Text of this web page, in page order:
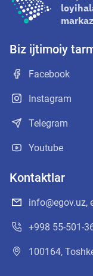
Biz ijtimoiy
Facebook
Instagram
Telegram
Youtube
Kontaktlar
info@egov.uz,
+998 55-501-
100164,